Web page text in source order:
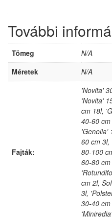
További
Tömeg
N/A
Méretek
N/A
Fajták:
'Novita'
'Novita'
cm 18l,
40-60
'Genolia'
60 cm 3l,
80-100
60-80
cm 2l,
3l,
30-40